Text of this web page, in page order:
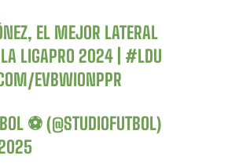
EL MEJOR LATERAL
LA LIGAPRO 2024 |#LDU
EVBWIONPPR
⚽ (@STUDIOFUTBOL)